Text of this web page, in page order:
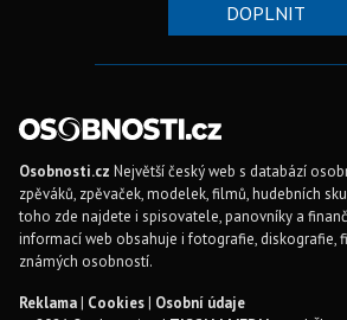
DOPLNIT
Osobnosti.cz Největší český web s databází
zpěváků, zpěvaček, modelek, filmů, hudebních
toho zde najdete i spisovatele, panovníky a
informací web obsahuje i fotografie, diskografie,
známých osobností.
Reklama| Cookies| Osobní údaje